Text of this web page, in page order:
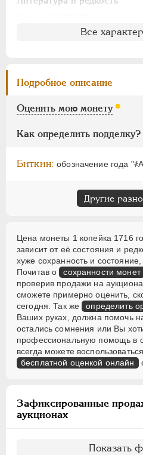
: не вошла в описание
Семёнов: не вошла в описание
ГМ
Брекке: не вошла в описание
Все
Подробное описание
Оценить мою монету
Как определить подделку?
Биткин: обозначение года
Другие
Цена монеты 1 копейка 1716
зависит от её состояния и
хуже сохранность и
Почитав о сохранности монет
проверив продажи на
сможете примерно оценить,
сегодня. Так же определить
Ваших руках, должна помочь
остались сомнения или Вы
профессиональную помощь в
всегда можете воспользоваться
бесплатной оценкой онлайн
Зафиксированные
аукционах
Показать
1855-1881
ВРЕМЕННОЕ ПРАВ. 1917-